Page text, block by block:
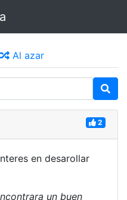
Al azar
2
en desarollar
un buen